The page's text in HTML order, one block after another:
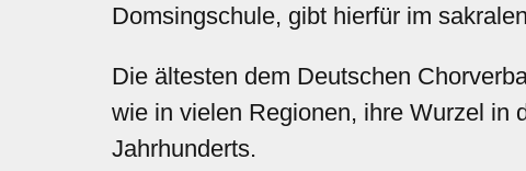
Domsingschule, gibt hierfür im
Die ältesten dem Deutschen
wie in vielen Regionen, ihre Wurzel in
Jahrhunderts.